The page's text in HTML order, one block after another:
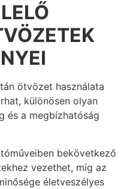
ötvözet használata
különösen olyan
és a megbízhatóság
bekövetkező
vezethet, míg az
életveszélyes